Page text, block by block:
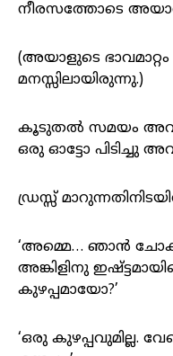
നീരസത്തോടെ
(അയാളുടെ
മനസ്സിലായിരുന്നു.)
കൂടുതൽ സമയം
ഒരു ഓട്ടോ പിടിച്ചു
ഡ്രസ്സ്
‘അമ്മെ… ഞാൻ
അങ്കിളിനു
കുഴപ്പമായോ?’
‘ഒരു കുഴപ്പവുമില്ല.